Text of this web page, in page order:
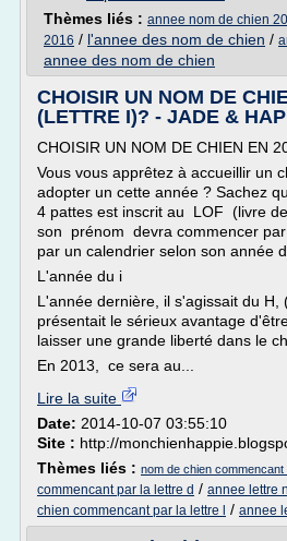
Thèmes liés : annee nom de chien
2016 / l'annee des nom de chien /
annee des nom de chien
CHOISIR UN NOM DE
(LETTRE I)? - JADE &
CHOISIR UN NOM DE CHIEN EN
Vous vous apprêtez à accueillir un
adopter un cette année ? Sachez
4 pattes est inscrit au LOF (livre
son prénom devra commencer
par un calendrier selon son année
L'année du i
L'année dernière, il s'agissait du H,
présentait le sérieux avantage
laisser une grande liberté dans le
En 2013, ce sera au...
Lire la suite
Date: 2014-10-07 03:55:10
Site : http://
Thèmes liés : nom de chien commencant
commencant par la lettre d / annee lettre
chien commencant par la lettre l
/ annee